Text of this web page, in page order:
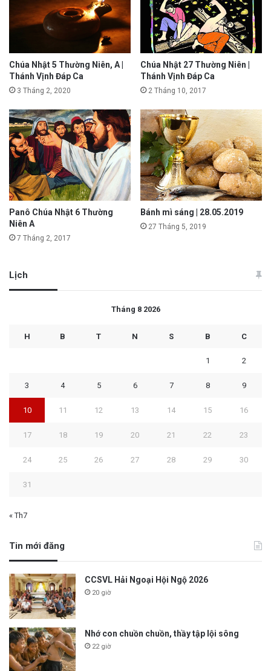
Chúa Nhật 5 Thường Niên, A |
Thánh Vịnh Đáp Ca
3 Tháng 2, 2020
Chúa Nhật 27 Thường Niên |
Thánh Vịnh Đáp Ca
2 Tháng 10, 2017
Panô Chúa Nhật 6 Thường
Niên A
7 Tháng 2, 2017
Bánh mì sáng | 28.05.2019
27 Tháng 5, 2019
Lịch
Tháng 8 2026
H B T N S B C
1 2
3 4 5 6 7 8 9
10 11 12 13 14 15 16
17 18 19 20 21 22 23
24 25 26 27 28 29 30
31
« Th7
Tin mới đăng
CCSVL Hải Ngoại Hội Ngộ 2026
20 giờ
Nhớ con chuồn chuồn, thầy tập lội sông
22 giờ